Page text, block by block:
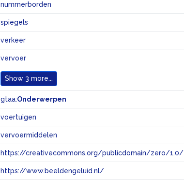
nummerborden
spiegels
verkeer
vervoer
Show 3 more...
gtaa:Onderwerpen
voertuigen
vervoermiddelen
https://creativecommons.org/publicdomain/zero/1.0/
https://www.beeldengeluid.nl/